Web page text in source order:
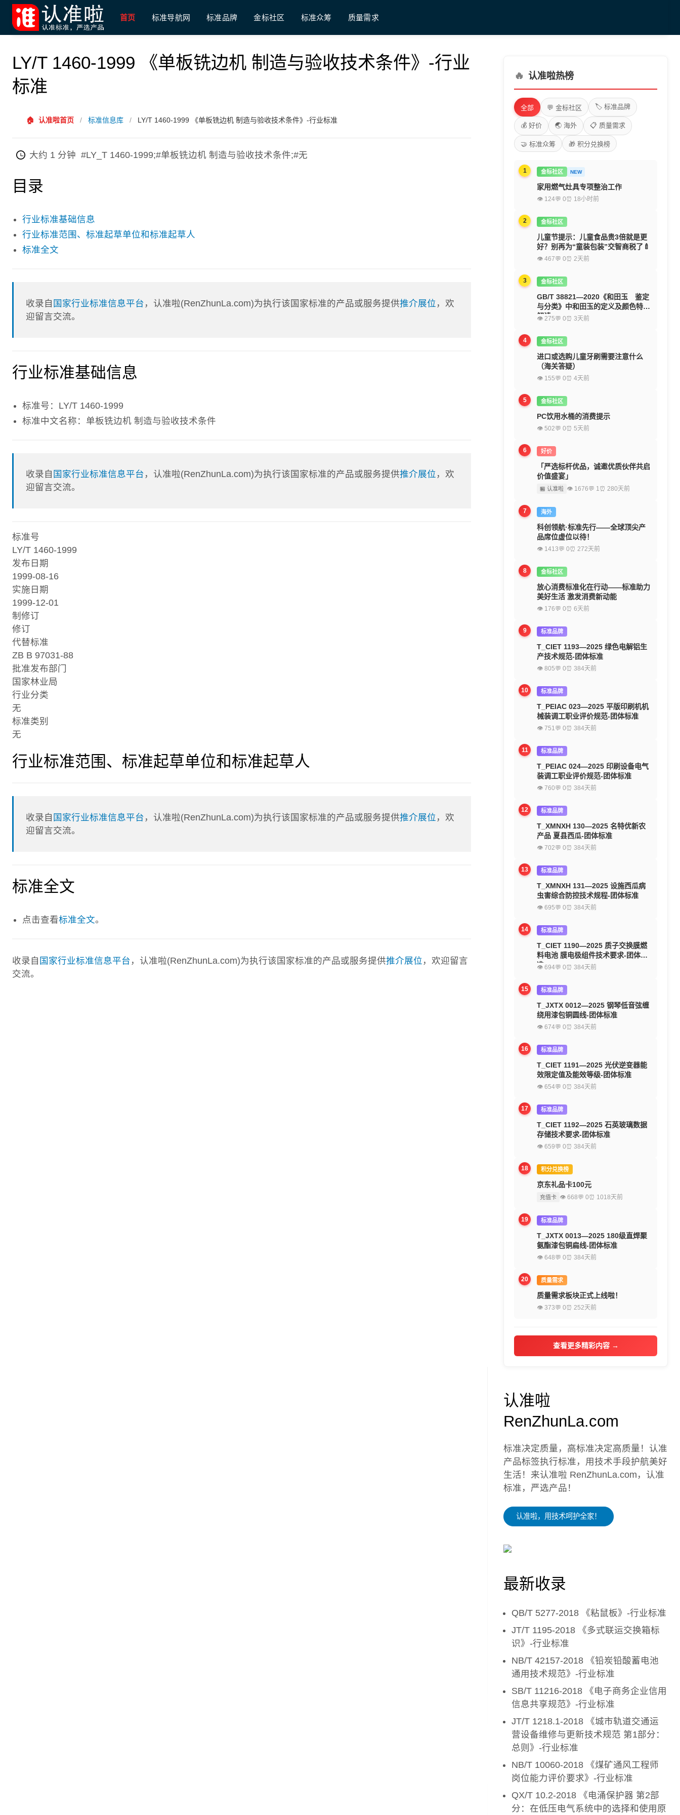
首页 标准导航网 标准品牌 金标社区 标准众筹 质量需求
LY/T 1460-1999 《单板铣边机 制造与验收技术条件》-行业
标准
🏠 认准啦首页 / 标准信息库 / LY/T 1460-1999 《单板铣边机 制造与验收技术条件》-行业标准
大约 1 分钟 #LY_T 1460-1999;#单板铣边机 制造与验收技术条件;#无
目录
行业标准基础信息
行业标准范围、标准起草单位和标准起草人
标准全文
收录自 国家行业标准信息平台 ，认准啦(RenZhunLa.com)为执行该国家标准的产品或服务提供推介展位 ，欢
迎留言交流。
行业标准基础信息
标准号：LY/T 1460-1999
标准中文名称：单板铣边机 制造与验收技术条件
收录自 国家行业标准信息平台 ，认准啦(RenZhunLa.com)为执行该国家标准的产品或服务提供推介展位 ，欢
迎留言交流。
标准号
LY/T 1460-1999
发布日期
1999-08-16
实施日期
1999-12-01
制修订
修订
代替标准
ZB B 97031-88
批准发布部门
国家林业局
行业分类
无
标准类别
无
行业标准范围、标准起草单位和标准起草人
收录自 国家行业标准信息平台 ，认准啦(RenZhunLa.com)为执行该国家标准的产品或服务提供推介展位 ，欢
迎留言交流。
标准全文
点击查看标准全文。
收录自 国家行业标准信息平台 ，认准啦(RenZhunLa.com)为执行该国家标准的产品或服务提供推介展位 ，欢迎留言
交流。
🔥 认准啦热榜
全部 💬 金标社区 🏷️ 标准品牌
💰 好价 🌏 海外 📋 质量需求
🤝 标准众筹 🎁 积分兑换榜
1 金标社区 NEW
家用燃气灶具专项整治工作
👁 124💬 0⏰ 18小时前
2 金标社区
儿童节提示：儿童食品贵3倍就是更
好？别再为“童装包装”交智商税了🍼
👁 467💬 0⏰ 2天前
3 金标社区
GB/T 38821—2020《和田玉 鉴定
与分类》中和田玉的定义及颜色特征
解读
👁 275💬 0⏰ 3天前
4 金标社区
进口或选购儿童牙刷需要注意什么
（海关答疑）
👁 155💬 0⏰ 4天前
5 金标社区
PC饮用水桶的消费提示
👁 502💬 0⏰ 5天前
6 好价
「严选标杆优品，诚邀优质伙伴共启
价值盛宴」
🏪 认准啦 👁 1676💬 1⏰ 280天前
7 海外
科创领航·标准先行——全球顶尖产
品席位虚位以待！
👁 1413💬 0⏰ 272天前
8 金标社区
放心消费标准化在行动——标准助力
美好生活 激发消费新动能
👁 176💬 0⏰ 6天前
9 标准品牌
T_CIET 1193—2025 绿色电解铝生
产技术规范-团体标准
👁 805💬 0⏰ 384天前
10 标准品牌
T_PEIAC 023—2025 平版印刷机机
械装调工职业评价规范-团体标准
👁 751💬 0⏰ 384天前
11 标准品牌
T_PEIAC 024—2025 印刷设备电气
装调工职业评价规范-团体标准
👁 760💬 0⏰ 384天前
12 标准品牌
T_XMNXH 130—2025 名特优新农
产品 夏县西瓜-团体标准
👁 702💬 0⏰ 384天前
13 标准品牌
T_XMNXH 131—2025 设施西瓜病
虫害综合防控技术规程-团体标准
👁 695💬 0⏰ 384天前
14 标准品牌
T_CIET 1190—2025 质子交换膜燃
料电池 膜电极组件技术要求-团体标
准
👁 694💬 0⏰ 384天前
15 标准品牌
T_JXTX 0012—2025 钢琴低音弦缠
绕用漆包铜圆线-团体标准
👁 674💬 0⏰ 384天前
16 标准品牌
T_CIET 1191—2025 光伏逆变器能
效限定值及能效等级-团体标准
👁 654💬 0⏰ 384天前
17 标准品牌
T_CIET 1192—2025 石英玻璃数据
存储技术要求-团体标准
👁 659💬 0⏰ 384天前
18 积分兑换榜
京东礼品卡100元
充值卡 👁 668💬 0⏰ 1018天前
19 标准品牌
T_JXTX 0013—2025 180级直焊聚
氨酯漆包铜扁线-团体标准
👁 648💬 0⏰ 384天前
20 质量需求
质量需求板块正式上线啦！
👁 373💬 0⏰ 252天前
查看更多精彩内容 →
认准啦
RenZhunLa.com
标准决定质量，高标准决定高质量！认准
产品标签执行标准，用技术手段护航美好
生活！来认准啦 RenZhunLa.com，认准
标准，严选产品！
认准啦，用技术呵护全家！
最新收录
QB/T 5277-2018 《粘鼠板》-行业标准
JT/T 1195-2018 《多式联运交换箱标
识》-行业标准
NB/T 42157-2018 《铅炭铅酸蓄电池
通用技术规范》-行业标准
SB/T 11216-2018 《电子商务企业信用
信息共享规范》-行业标准
JT/T 1218.1-2018 《城市轨道交通运
营设备维修与更新技术规范 第1部分：
总则》-行业标准
NB/T 10060-2018 《煤矿通风工程师
岗位能力评价要求》-行业标准
QX/T 10.2-2018 《电涌保护器 第2部
分：在低压电气系统中的选择和使用原